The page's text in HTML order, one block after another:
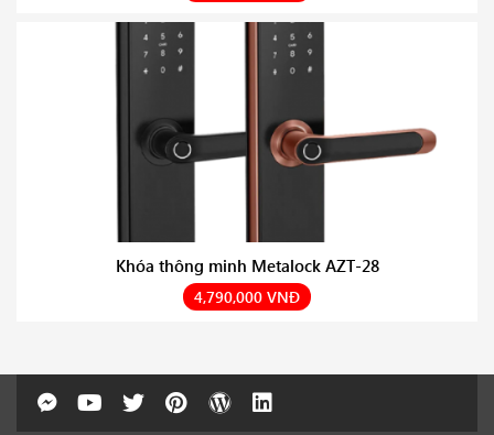
Khóa thông minh Metalock AZT-28
4,790,000 VNĐ